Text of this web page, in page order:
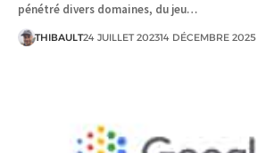
pénétré divers domaines, du jeu…
THIBAULT24 JUILLET 202314 DÉCEMBRE 2025